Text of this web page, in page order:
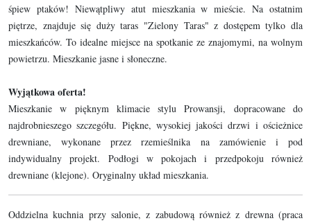
śpiew ptaków! Niewątpliwy atut mieszkania w mieście. Na ostatnim
piętrze, znajduje się duży taras "Zielony Taras" z dostępem tylko dla
mieszkańców. To idealne miejsce na spotkanie ze znajomymi, na wolnym
powietrzu. Mieszkanie jasne i słoneczne.
Wyjątkowa oferta!
Mieszkanie w pięknym klimacie stylu Prowansji, dopracowane do
najdrobnieszego szczegółu. Piękne, wysokiej jakości drzwi i ościeżnice
drewniane, wykonane przez rzemieślnika na zamówienie i pod
indywidualny projekt. Podłogi w pokojach i przedpokoju również
drewniane (klejone). Oryginalny układ mieszkania.
Oddzielna kuchnia przy salonie, z zabudową również z drewna (praca